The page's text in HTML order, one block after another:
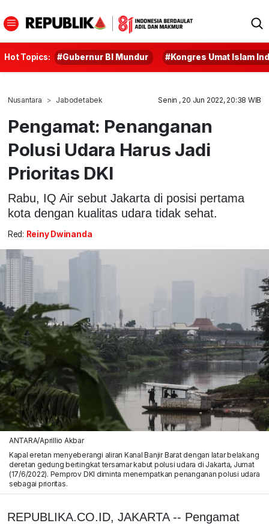
Hot Topics: #Gubernur BI Mundur #Kongres Umat Islam
Nusantara Jabodetabek Senin , 20 Jun 2022, 20:38 WIB
Pengamat: Penanganan
Polusi Udara Harus Jadi
Prioritas DKI
Rabu, IQ Air sebut Jakarta di posisi pertama
kota dengan kualitas udara tidak sehat.
Red: Reiny Dwinanda
ANTARA/Aprillio Akbar
Kapal eretan menyeberangi aliran Kanal Banjir Barat dengan latar belakang
deretan gedung bertingkat tersamar kabut polusi udara di Jakarta, Jumat
(17/6/2022). Pemprov DKI diminta menempatkan penanganan polusi udara
sebagai prioritas.
REPUBLIKA.CO.ID, JAKARTA -- Pengamat